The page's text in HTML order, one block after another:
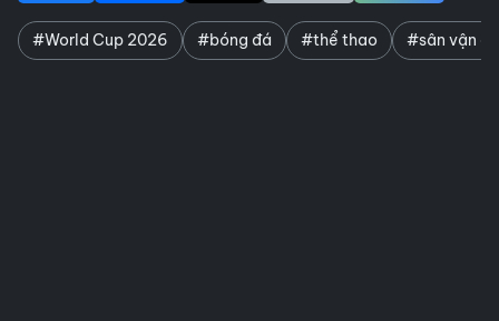
#World Cup 2026 #bóng đá #thể thao #sân vận